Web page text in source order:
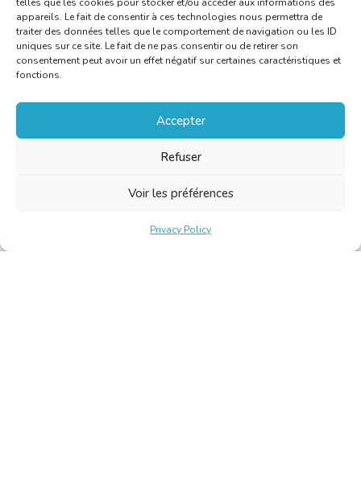
appareils. Le fait de consentir à ces technologies nous permettra de
traiter des données telles que le comportement de navigation ou les ID
uniques sur ce site. Le fait de ne pas consentir ou de retirer son
consentement peut avoir un effet négatif sur certaines caractéristiques et
fonctions.
Accepter
Refuser
Voir les préférences
Privacy Policy